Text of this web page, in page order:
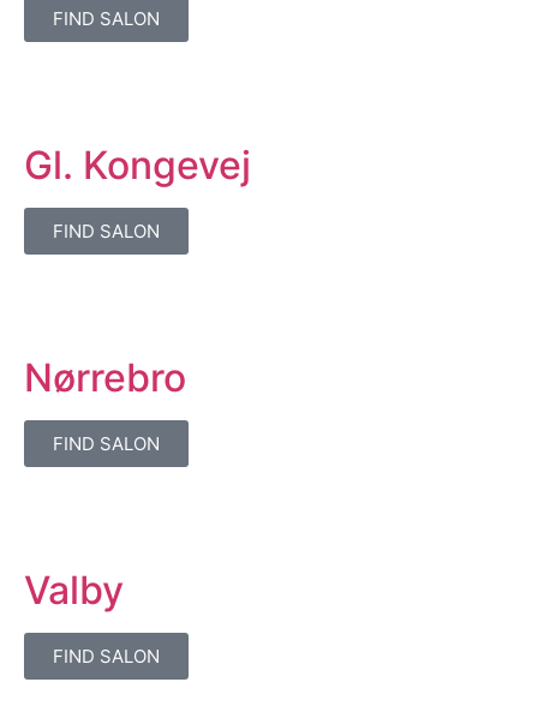
FIND SALON
Gl. Kongevej
FIND SALON
Nørrebro
FIND SALON
Valby
FIND SALON